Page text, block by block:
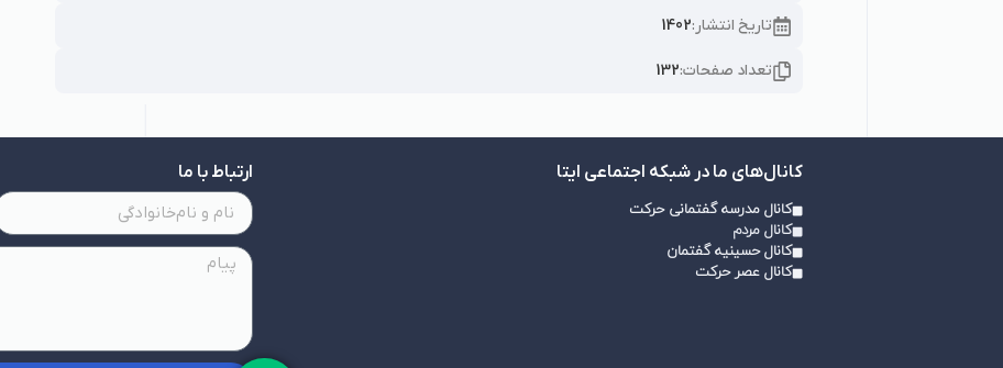
تاریخ انتشار:1402
تعداد صفحات:132
ارتباط با ما کانال‌های ما در شبکه اجتماعی ایتا
کانال مدرسه گفتمانی حرکت
کانال مردم
کانال حسینیه گفتمان
کانال عصر حرکت